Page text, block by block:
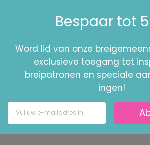
Bespaar tot
Word lid van onze
exclusieve toegang tot
breipatronen en speciale
ingen!